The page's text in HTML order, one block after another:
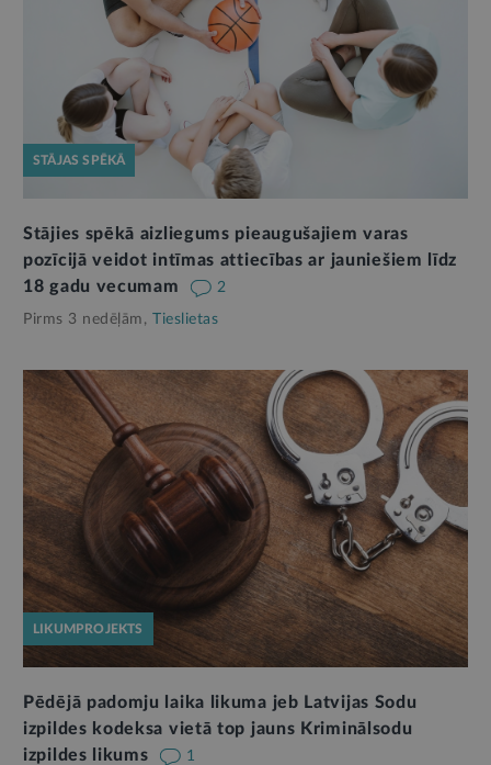
STĀJAS SPĒKĀ
Stājies spēkā aizliegums pieaugušajiem varas
pozīcijā veidot intīmas attiecības ar jauniešiem līdz
18 gadu vecumam
2
Pirms 3 nedēļām, Tieslietas
LIKUMPROJEKTS
Pēdējā padomju laika likuma jeb Latvijas Sodu
izpildes kodeksa vietā top jauns Kriminālsodu
izpildes likums
1